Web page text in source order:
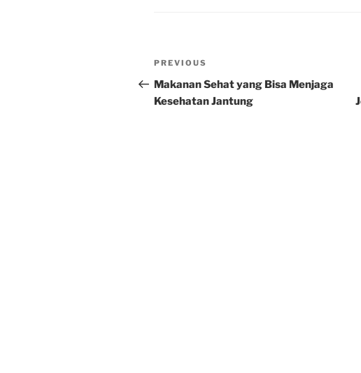
Post
navigation
Previous
Post
PREVIOUS
Makanan Sehat yang Bisa Menjaga
Kesehatan Jantung